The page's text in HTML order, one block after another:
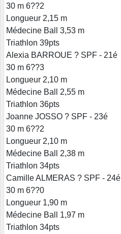
30 m 6??2
Longueur 2,15 m
Médecine Ball 3,53 m
Triathlon 39pts
Alexia BARROUE ? SPF - 21é
30 m 6??3
Longueur 2,10 m
Médecine Ball 2,55 m
Triathlon 36pts
Joanne JOSSO ? SPF - 23é
30 m 6??2
Longueur 2,10 m
Médecine Ball 2,38 m
Triathlon 34pts
Camille ALMERAS ? SPF - 24é
30 m 6??0
Longueur 1,90 m
Médecine Ball 1,97 m
Triathlon 34pts